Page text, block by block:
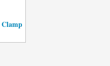
Clamp